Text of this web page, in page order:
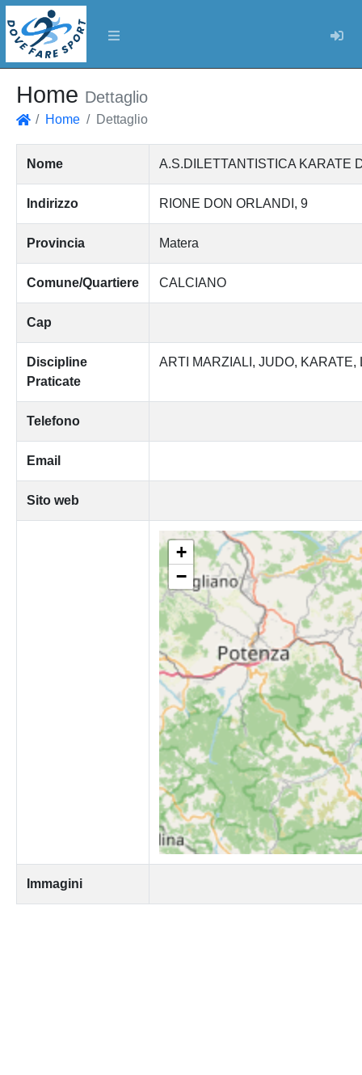
Home Dettaglio
Home Dettaglio
Nome A.S.DILETTANTISTICA KARATE
Indirizzo RIONE DON ORLANDI, 9
Provincia Matera
Comune/Quartiere CALCIANO
Cap
Discipline
Praticate
ARTI MARZIALI JUDO KARATE
Telefono
Email
Sito web
+
−
Immagini